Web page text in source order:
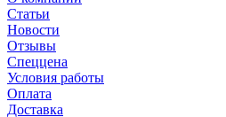
Статьи
Новости
Отзывы
Спеццена
Условия работы
Оплата
Доставка